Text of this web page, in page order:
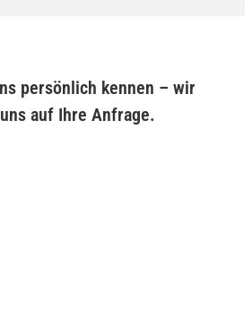
persönlich kennen – wir
auf Ihre Anfrage.